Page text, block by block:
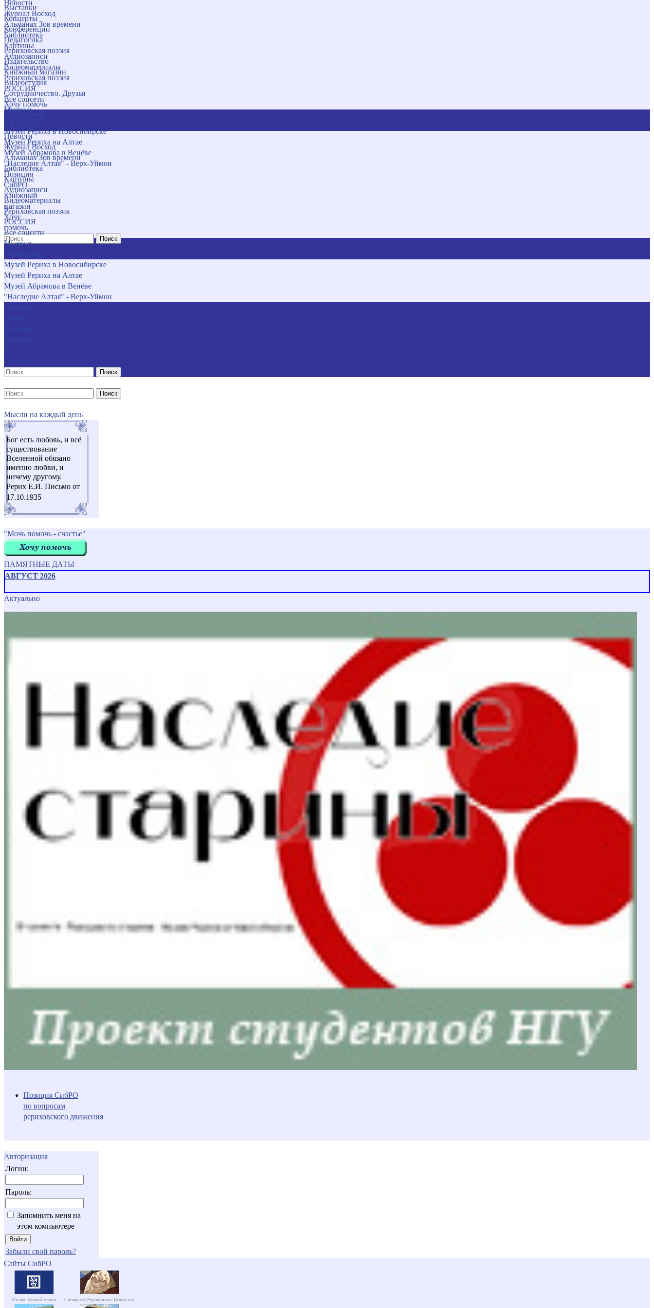
Новости
Журнал Восход
Альманах Зов времени
Библиотека
Картины
Аудиозаписи
Видеоматериалы
Рериховская поэзия
РОССИЯ
Все соцсети
Музеи и
Музей Рериха в Новосибирске
Музей Рериха на Алтае
Музей Абрамова в Венёве
"Наследие Алтая" - Верх-Уймон
Позиция
СибРО
Книжный
магазин
Хочу
помочь
Поиск
Выставки
Концерты
Конференции
Педагогика
Рериховская поэзия
Издательство
Книжный магазин
Видеостудия
Сотрудничество. Друзья
Хочу помочь
Новости
Журнал Восход
Альманах Зов времени
Библиотека
Картины
Аудиозаписи
Видеоматериалы
Рериховская поэзия
РОССИЯ
Все соцсети
Музеи и
Музей Рериха в Новосибирске
Музей Рериха на Алтае
Музей Абрамова в Венёве
"Наследие Алтая" - Верх-Уймон
Поиск
Поиск
Мысли на каждый день
Бог есть любовь, и всё
существование
Вселенной обязано
именно любви, и
ничему другому.
Рерих Е.И. Письмо от
17.10.1935
"Мочь помочь - счастье"
ПАМЯТНЫЕ ДАТЫ
АВГУСТ 2026
Актуально
Позиция СибРО
по вопросам
рериховского движения
Авторизация
Логин:
Пароль:
Запомнить меня на
этом компьютере
Забыли свой пароль?
Сайты СибРО
Учение Живой Этики Сибирское Рериховское Общество